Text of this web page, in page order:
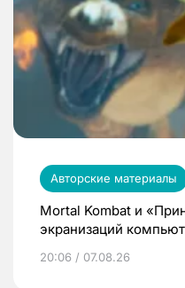
Авторские материалы
Mortal Kombat и
экранизаций
20:06 / 07.08.26